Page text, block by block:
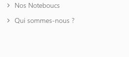
Nos Noteboucs
Qui sommes-nous ?